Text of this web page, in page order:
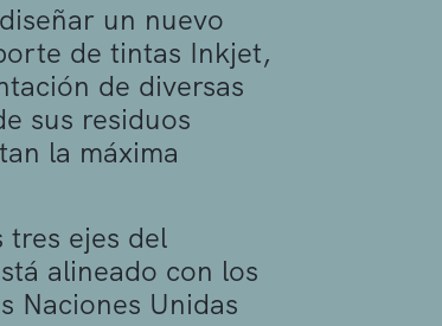
un nuevo
de tintas Inkjet,
de diversas
sus residuos
la máxima
ejes del
alineado con los
Naciones Unidas